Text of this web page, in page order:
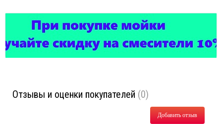
Отзывы и оценки покупателей (0)
Добавить отзыв